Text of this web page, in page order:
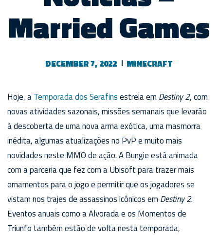
Married Games
DECEMBER 7, 2022 MINECRAFT
Hoje, aTemporada dos Serafinsestreia em Destiny 2, com
novas atividades sazonais, missões semanais que levarão
à descoberta de uma nova arma exótica, uma masmorra
inédita, algumas atualizações no PvP e muito mais
novidades neste MMO de ação. A Bungie está animada
com a parceria que fez com a Ubisoft para trazer mais
ornamentos para o jogo e permitir que os jogadores se
vistam nos trajes de assassinos icônicos em Destiny 2.
Eventos anuais como a Alvorada e os Momentos de
Triunfo também estão de volta nesta temporada,